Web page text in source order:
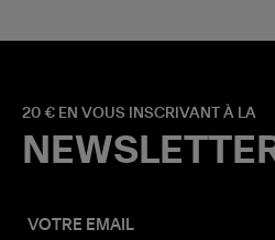
20 € EN VOUS INSCRIVANT À LA